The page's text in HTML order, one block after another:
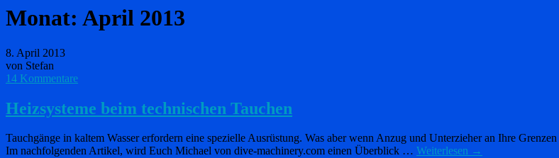
Monat: April 2013
8. April 2013
von Stefan
14 Kommentare
Heizsysteme beim technischen Tauchen
Tauchgänge in kaltem Wasser erfordern eine spezielle Ausrüstung. Was aber wenn Anzug und Unterzieher an Ihre
Im nachfolgenden Artikel, wird Euch Michael von dive-machinery.com einen Überblick … Weiterlesen →